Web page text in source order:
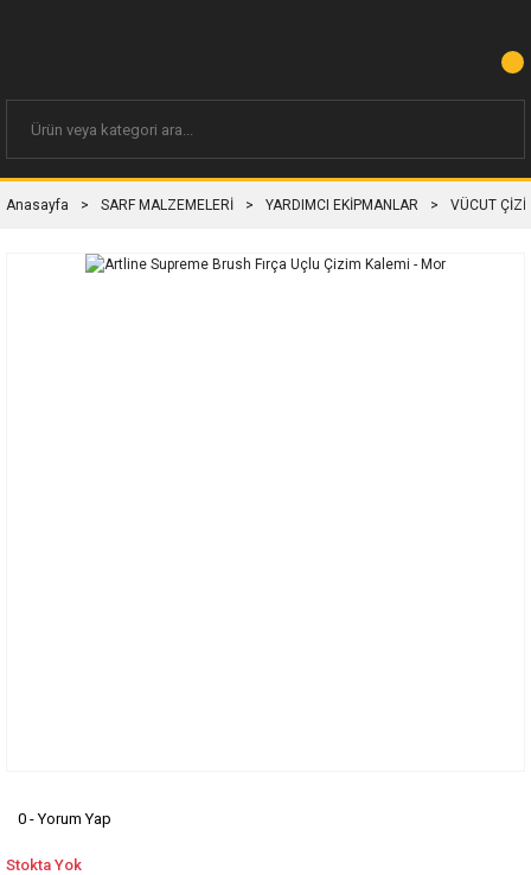
Anasayfa SARF MALZEMELERİ YARDIMCI EKİPMANLAR VÜCUT
0 - Yorum Yap
Stokta Yok